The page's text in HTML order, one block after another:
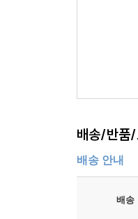
배송/반품/
배송 안내
배송